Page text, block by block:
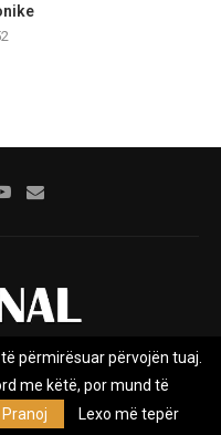
Marketing
Kontakt
përmirësuar përvojën tuaj.
me këtë, por mund të
Pranoj Lexo më tepër